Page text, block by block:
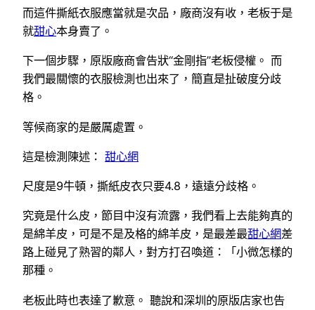
而這件撕紙衣服應當就是次品，廠商沒有收，老板于是
就甜心本身賣了。
下一個步驟，原版廠商會告狀“金剛指”老板侵權。 而
我們最關懷的衣服檢測也出來了，簡直是扯破度分歧
格。
等候商家的是嚴厲處置。
這是檢測陳述： 甜心網
尺度是9牛頓，撕紙皮衣只要4.8，遠遠分歧格。
究竟是什么皮，節目中沒有流露，我們看上去能夠真的
是綿羊皮，可是不是及格的綿羊皮，是最差最甜心網差
路上碰見了熟習的鄰人，對方打召喚道：「小微怎樣的
那種。
老板此時也表達了歉意。 聽說和深圳的原版店家也告